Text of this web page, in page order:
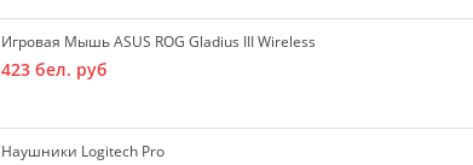
Игровая Мышь ASUS ROG Gladius III Wireless
423 бел. руб
Наушники Logitech Pro